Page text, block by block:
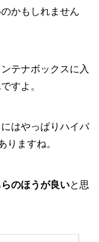
かもしれません
テナボックスに入
すよ。
はやっぱりハイバ
りますね。
のほうが良いと思